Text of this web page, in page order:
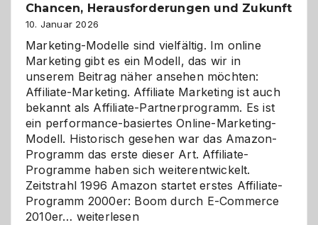
Chancen, Herausforderungen und Zukunft
10. Januar 2026
Marketing-Modelle sind vielfältig. Im online
Marketing gibt es ein Modell, das wir in
unserem Beitrag näher ansehen möchten:
Affiliate-Marketing. Affiliate Marketing ist auch
bekannt als Affiliate-Partnerprogramm. Es ist
ein performance-basiertes Online-Marketing-
Modell. Historisch gesehen war das Amazon-
Programm das erste dieser Art. Affiliate-
Programme haben sich weiterentwickelt.
Zeitstrahl 1996 Amazon startet erstes Affiliate-
Programm 2000er: Boom durch E-Commerce
2010er… Affiliate-
weiterlesen